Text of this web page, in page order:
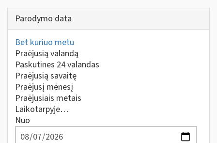
Parodymo data
Bet kuriuo metu
Praėjusią valandą
Paskutines 24 valandas
Praėjusią savaitę
Praėjusį mėnesį
Praėjusiais metais
Laikotarpyje…
Nuo